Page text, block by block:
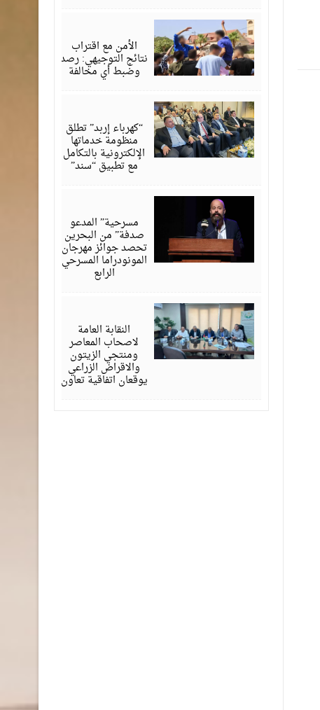
الأمن مع اقتراب
نتائج التوجيهي: رصد
وضبط أي مخالفة
“كهرباء إربد” تطلق
منظومة خدماتها
الإلكترونية بالتكامل
مع تطبيق “سند”
مسرحية” المدعو
صدفة” من البحرين
تحصد جوائز مهرجان
المونودراما المسرحي
الرابع
النقابة العامة
لاصحاب المعاصر
ومنتجي الزيتون
والاقراض الزراعي
يوقعان اتفاقية تعاون